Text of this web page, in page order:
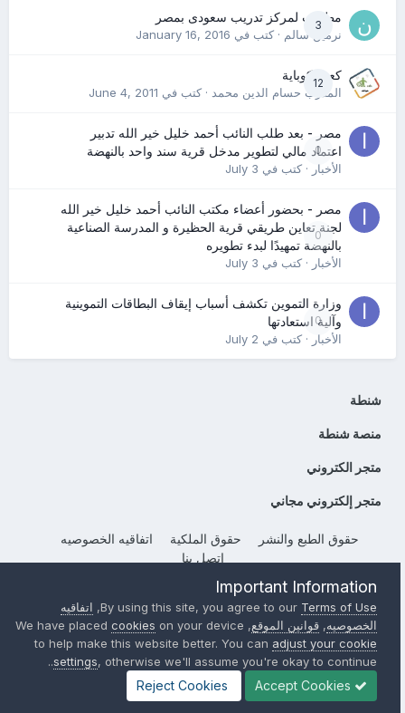
3
مطلوب لمركز تدريب سعودى بمصر
نرمين سالم· كتب في January 16, 2016
12
كعب كوباية
المدرب حسام الدين محمد· كتب في June 4, 2011
0
مصر - بعد طلب النائب أحمد خليل خير الله تدبير
اعتماد مالي لتطوير مدخل قرية سند واحد بالنهضة
الأخبار· كتب في July 3
0
مصر - بحضور أعضاء مكتب النائب أحمد خليل خير الله
لجنة تعاين طريقي قرية الحظيرة و المدرسة الصناعية
بالنهضة تمهيدًا لبدء تطويره
الأخبار· كتب في July 3
0
وزارة التموين تكشف أسباب إيقاف البطاقات التموينية
وآلية استعادتها
الأخبار· كتب في July 2
شنطة
منصة شنطة
متجر الكتروني
متجر إلكتروني مجاني
حقوق الطبع والنشر حقوق الملكية
اتفاقيه الخصوصيه
إتصل بنا
Powered by Invision CommunityImportant Information
By using this site, you agree to ourTerms of Use
, اتفاقيه
الخصوصيه, قوانين الموقع, We have placed
cookies on your device
to help make this website better. You canadjust your cookie
settings , otherwise we'll assume you're okay to continue..
Accept Cookies